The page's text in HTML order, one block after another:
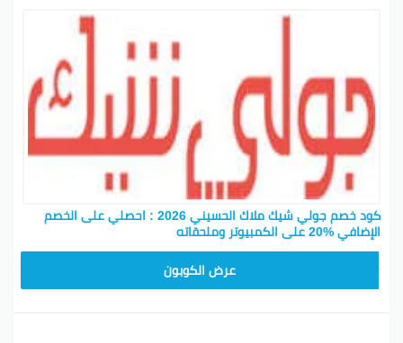
كود خصم جولي شيك ملاك الحسيني 2026 : احصلي على الخصم
الإضافي %20 على الكمبيوتر وملحقاته
عرض الكوبون